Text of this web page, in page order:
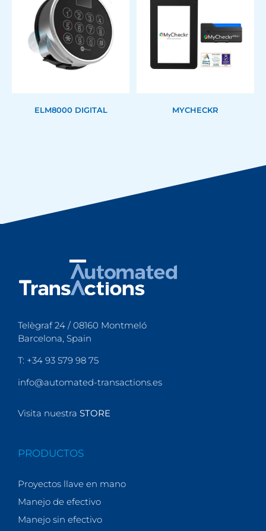
ELM8000 DIGITAL MYCHECKR
Telègraf 24 / 08160 Montmeló
Barcelona, Spain
T: +34 93 579 98 75
info@automated-transactions.es
Visita nuestra STORE
PRODUCTOS
Proyectos llave en mano
Manejo de efectivo
Manejo sin efectivo